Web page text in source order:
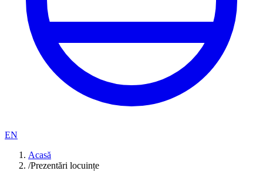
EN
Acasă
/Prezentări locuințe